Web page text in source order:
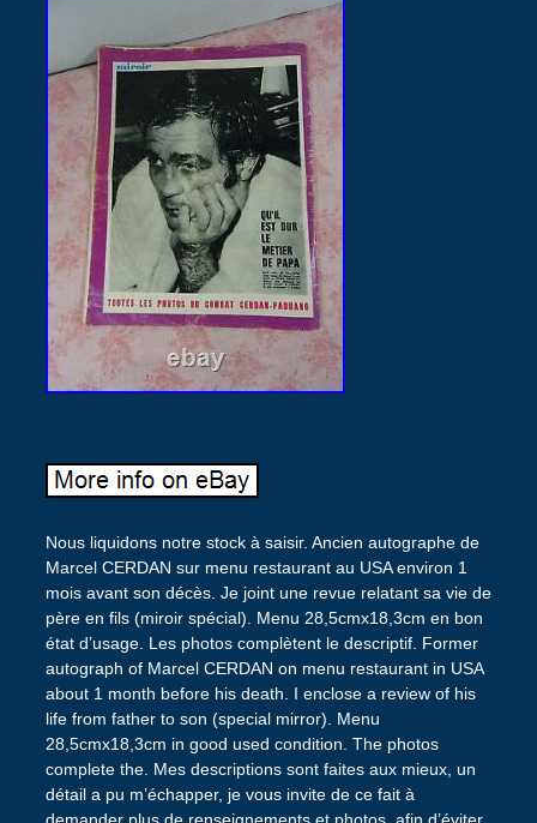
Nous liquidons notre stock à saisir. Ancien autographe de
Marcel CERDAN sur menu restaurant au USA environ 1
mois avant son décès. Je joint une revue relatant sa vie de
père en fils (miroir spécial). Menu 28,5cmx18,3cm en bon
état d’usage. Les photos complètent le descriptif. Former
autograph of Marcel CERDAN on menu restaurant in USA
about 1 month before his death. I enclose a review of his
life from father to son (special mirror). Menu
28,5cmx18,3cm in good used condition. The photos
complete the. Mes descriptions sont faites aux mieux, un
détail a pu m’échapper, je vous invite de ce fait à